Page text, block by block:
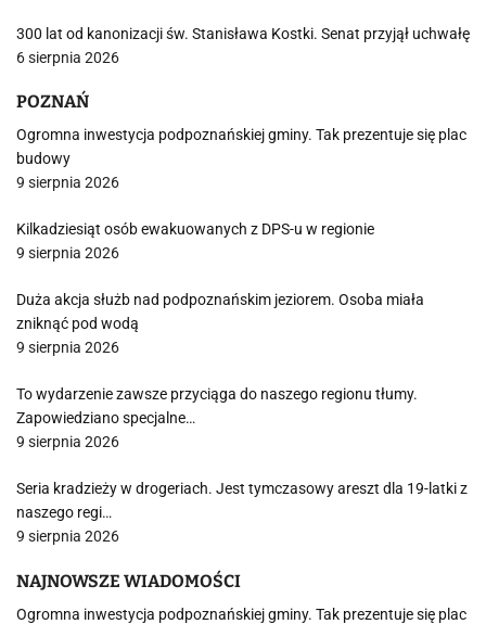
300 lat od kanonizacji św. Stanisława Kostki. Senat przyjął uchwałę
6 sierpnia 2026
POZNAŃ
Ogromna inwestycja podpoznańskiej gminy. Tak prezentuje się plac
budowy
9 sierpnia 2026
Kilkadziesiąt osób ewakuowanych z DPS-u w regionie
9 sierpnia 2026
Duża akcja służb nad podpoznańskim jeziorem. Osoba miała
zniknąć pod wodą
9 sierpnia 2026
To wydarzenie zawsze przyciąga do naszego regionu tłumy.
Zapowiedziano specjalne…
9 sierpnia 2026
Seria kradzieży w drogeriach. Jest tymczasowy areszt dla 19-latki z
naszego regi…
9 sierpnia 2026
NAJNOWSZE WIADOMOŚCI
Ogromna inwestycja podpoznańskiej gminy. Tak prezentuje się plac